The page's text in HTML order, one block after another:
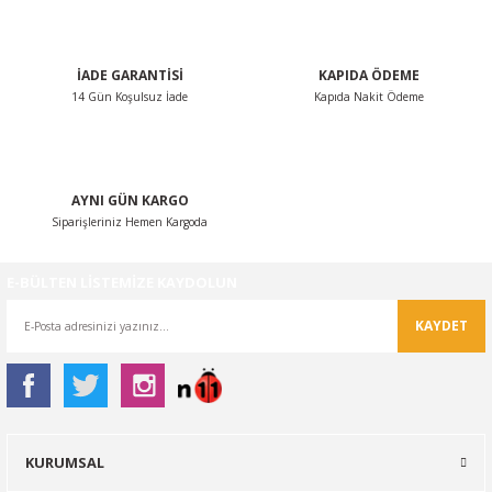
İADE GARANTİSİ
14 Gün Koşulsuz İade
KAPIDA ÖDEME
Kapıda Nakit Ödeme
AYNI GÜN KARGO
Siparişleriniz Hemen Kargoda
KAYDET
KURUMSAL